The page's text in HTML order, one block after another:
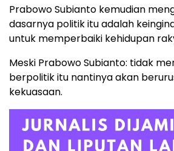
Prabowo Subianto kemudian
dasarnya politik itu adalah
untuk memperbaiki kehidupan
Meski Prabowo Subianto: tidak
berpolitik itu nantinya akan
kekuasaan.